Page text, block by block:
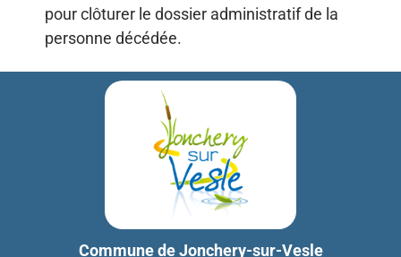
pour clôturer le dossier administratif de la
personne décédée.
Commune de Jonchery-sur-Vesle